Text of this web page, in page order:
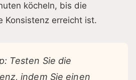
köcheln, bis die
Konsistenz erreicht ist.
Testen Sie die
indem Sie einen